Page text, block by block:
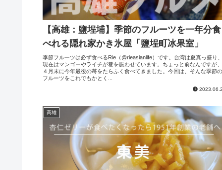
【高雄：鹽埕埔】季節のフルーツを一年分食
べれる隠れ家かき氷屋「鹽埕町冰果室」
季節フルーツは必ず食べるRie（@rieasianlife）です。台湾は夏真っ盛り
現在はマンゴーやライチが巷を賑わせています。ちょっと前なんですが、
４月末に今年最後の苺をたらふく食べてきました。今回は、そんな季節の
フルーツをこれでもかとく...
高雄